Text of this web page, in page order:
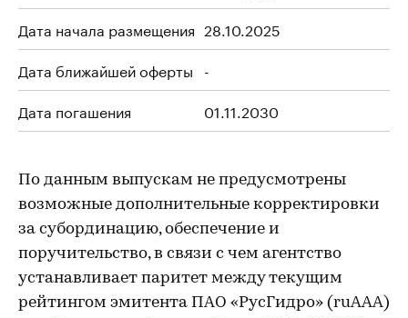
Дата начала размещения 28.10.2025
Дата ближайшей оферты -
Дата погашения
01.11.2030
По данным выпускам не предусмотрены
возможные дополнительные корректировки
за субординацию, обеспечение и
поручительство, в связи с чем агентство
устанавливает паритет между текущим
рейтингом эмитента ПАО «РусГидро» (ruAAA)